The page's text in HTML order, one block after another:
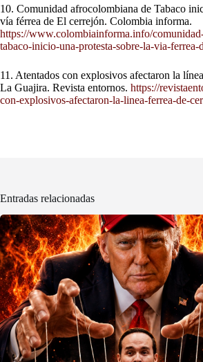
10. Comunidad afrocolombiana de Tabaco
vía férrea de El cerrejón. Colombia informa.
https://www.colombiainforma.info/
tabaco-inicio-una-protesta-sobre-la-via-ferrea-
11. Atentados con explosivos afectaron la
La Guajira. Revista entornos. https://
con-explosivos-afectaron-la-linea-ferrea-de-
Entradas relacionadas